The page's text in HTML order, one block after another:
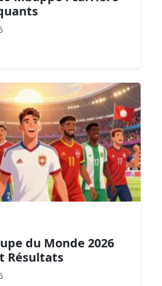
du Monde 2026
Résultats